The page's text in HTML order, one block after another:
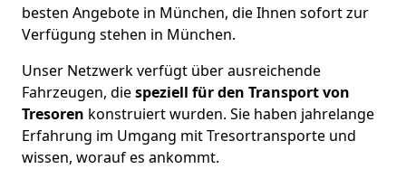
besten Angebote in München, die Ihnen sofort zur
Verfügung stehen in München.
Unser Netzwerk verfügt über ausreichende
Fahrzeugen, diespeziell für den Transport von
Tresoren konstruiert wurden. Sie haben jahrelange
Erfahrung im Umgang mit Tresortransporte und
wissen, worauf es ankommt.